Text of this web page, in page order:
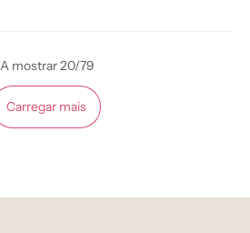
A mostrar 20/79
Carregar mais